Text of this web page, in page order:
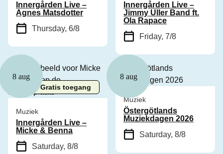
Innergården Live –
Agnes Matsdotter
Thursday, 6/8
Innergården Live –
Jimmy Uller Band ft.
Ola Rapace
Friday, 7/8
8 aug
Gratis toegang
Muziek
Innergården Live –
Micke & Benna
Saturday, 8/8
8 aug
Muziek
Östergötlands
Muziekdagen 2026
Saturday, 8/8